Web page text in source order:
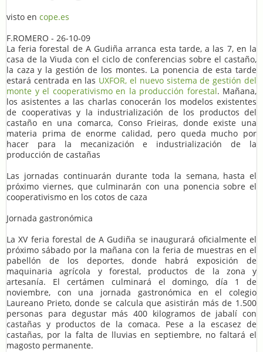
visto en cope.es
F.ROMERO - 26-10-09
La feria forestal de A Gudiña arranca esta tarde, a las 7, en la
casa de la Viuda con el ciclo de conferencias sobre el castaño,
la caza y la gestión de los montes. La ponencia de esta tarde
estará centrada en las UXFOR, el nuevo sistema de gestión del
monte y el cooperativismo en la producción forestal. Mañana,
los asistentes a las charlas conocerán los modelos existentes
de cooperativas y la industrialización de los productos del
castaño en una comarca, Conso Frieiras, donde existe una
materia prima de enorme calidad, pero queda mucho por
hacer para la mecanización e industrialización de la
producción de castañas
Las jornadas continuarán durante toda la semana, hasta el
próximo viernes, que culminarán con una ponencia sobre el
cooperativismo en los cotos de caza
Jornada gastronómica
La XV feria forestal de A Gudiña se inaugurará oficialmente el
próximo sábado por la mañana con la feria de muestras en el
pabellón de los deportes, donde habrá exposición de
maquinaria agrícola y forestal, productos de la zona y
artesanía. El certámen culminará el domingo, día 1 de
noviembre, con una jornada gastronómica en el colegio
Laureano Prieto, donde se calcula que asistirán más de 1.500
personas para degustar más 400 kilogramos de jabalí con
castañas y productos de la comaca. Pese a la escasez de
castañas, por la falta de lluvias en septiembre, no faltará el
magosto permanente.